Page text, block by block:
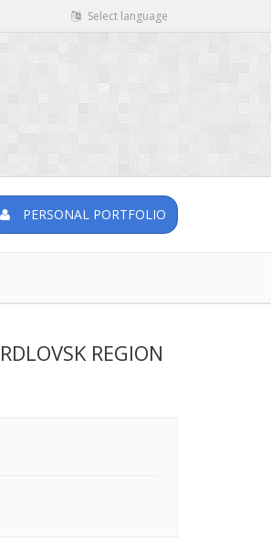
Select language
PERSONAL PORTFOLIO
REGION